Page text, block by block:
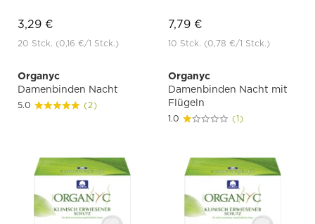
3,29 €
20 Stck. (0,16 €/1 Stck.)
7,79 €
10 Stck. (0,78 €/1 Stck.)
Organyc
Damenbinden Nacht
5.0 (2)
Organyc
Damenbinden Nacht mit
Flügeln
1.0 (1)